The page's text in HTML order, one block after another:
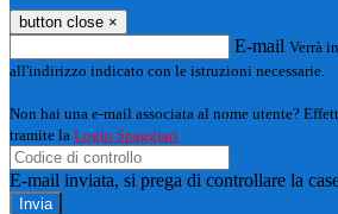
button close ×
E-mail Verrà
all'indirizzo indicato con le istruzioni necessarie.
Non hai una e-mail associata al nome utente?
tramite la Login Spaggiari
E-mail inviata, si prega di controllare la